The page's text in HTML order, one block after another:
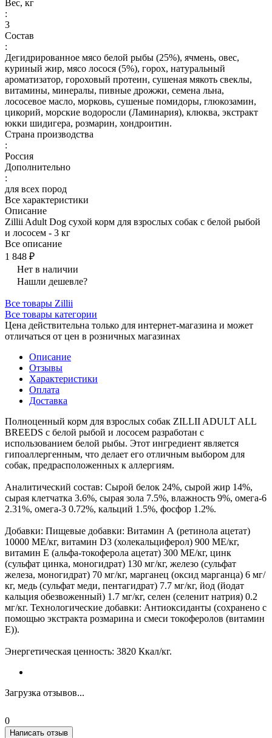
Вес, кг
:
3
Состав
:
Дегидрированное мясо белой рыбы (25%), ячмень, овес,
куриный жир, мясо лосося (5%), горох, натуральный
ароматизатор, гороховый протеин, сушеная мякоть свеклы,
витамины, минералы, пивные дрожжи, семена льна,
лососевое масло, морковь, сушеные помидоры, глюкозамин,
цикорий, морские водоросли (Ламинария), клюква, экстракт
юкки шидигера, розмарин, хондроитин.
Страна производства
:
Россия
Дополнительно
:
для всех пород
Все характеристики
Описание
Zillii Adult Dog сухой корм для взрослых собак с белой рыбой
и лососем - 3 кг
Все описание
1 848 ₽
Нет в наличии
Нашли дешевле?
Все товары Zillii
Все товары категории
Цена действительна только для интернет-магазина и может
отличаться от цен в розничных магазинах
Описание
Отзывы
Характеристики
Оплата
Доставка
Полноценный корм для взрослых собак ZILLII ADULT ALL
BREEDS с белой рыбой и лососем разработан с
использованием белой рыбы. Этот ингредиент является
гипоаллергенным, что делает его отличным выбором для
собак, предрасположенных к аллергиям.
Аналитический состав: Сырой белок 24%, сырой жир 14%,
сырая клетчатка 3.6%, сырая зола 7.5%, влажность 9%, омега-6
2.31%, омега-3 0.72%, кальций 1.5%, фосфор 1.2%.
Добавки: Пищевые добавки: Витамин А (ретинола ацетат)
10000 МЕ/кг, витамин D3 (холекальциферол) 900 МЕ/кг,
витамин Е (альфа-токоферола ацетат) 300 МЕ/кг, цинк
(сульфат цинка, моногидрат) 130 мг/кг, железо (сульфат
железа, моногидрат) 70 мг/кг, марганец (оксид марганца) 6 мг/
кг, медь (сульфат меди, пентагидрат) 7.7 мг/кг, йод (йодат
кальция обезвоженный) 1.7 мг/кг, селен (селенит натрия) 0.2
мг/кг. Технологические добавки: Антиоксиданты (сохранено с
помощью экстракта розмарина и смеси токоферолов (витамин
Е)).
Энергетическая ценность: 3820 Ккал/кг.
Загрузка отзывов...
0
Написать отзыв